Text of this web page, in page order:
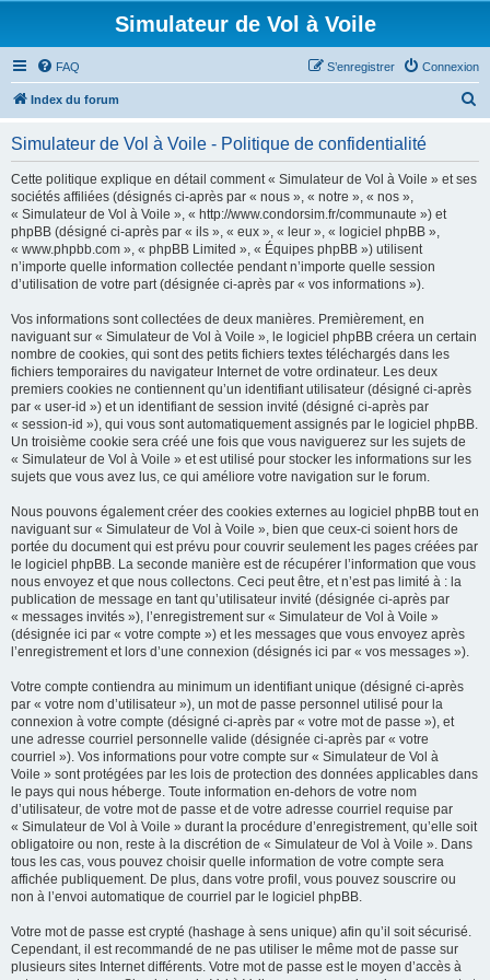
Simulateur de Vol à Voile
FAQ Connexion
S’enregistrer
Index du forum
Simulateur de Vol à Voile - Politique de confidentialité
Cette politique explique en détail comment « Simulateur de Vol à Voile » et ses
sociétés affiliées (désignés ci-après par « nous », « notre », « nos »,
« Simulateur de Vol à Voile », « http://www.condorsim.fr/communaute ») et
phpBB (désigné ci-après par « ils », « eux », « leur », « logiciel phpBB »,
« www.phpbb.com », « phpBB Limited », « Équipes phpBB ») utilisent
n’importe quelle information collectée pendant n’importe quelle session
d’utilisation de votre part (désignée ci-après par « vos informations »).
Vos informations sont collectées de deux manières. Premièrement, en
naviguant sur « Simulateur de Vol à Voile », le logiciel phpBB créera un certain
nombre de cookies, qui sont des petits fichiers textes téléchargés dans les
fichiers temporaires du navigateur Internet de votre ordinateur. Les deux
premiers cookies ne contiennent qu’un identifiant utilisateur (désigné ci-après
par « user-id ») et un identifiant de session invité (désigné ci-après par
« session-id »), qui vous sont automatiquement assignés par le logiciel phpBB.
Un troisième cookie sera créé une fois que vous naviguerez sur les sujets de
« Simulateur de Vol à Voile » et est utilisé pour stocker les informations sur les
sujets que vous avez lus, ce qui améliore votre navigation sur le forum.
Nous pouvons également créer des cookies externes au logiciel phpBB tout en
naviguant sur « Simulateur de Vol à Voile », bien que ceux-ci soient hors de
portée du document qui est prévu pour couvrir seulement les pages créées par
le logiciel phpBB. La seconde manière est de récupérer l’information que vous
nous envoyez et que nous collectons. Ceci peut être, et n’est pas limité à : la
publication de message en tant qu’utilisateur invité (désignée ci-après par
« messages invités »), l’enregistrement sur « Simulateur de Vol à Voile »
(désignée ici par « votre compte ») et les messages que vous envoyez après
l’enregistrement et lors d’une connexion (désignés ici par « vos messages »).
Votre compte contiendra au minimum un identifiant unique (désigné ci-après
par « votre nom d’utilisateur »), un mot de passe personnel utilisé pour la
connexion à votre compte (désigné ci-après par « votre mot de passe »), et
une adresse courriel personnelle valide (désignée ci-après par « votre
courriel »). Vos informations pour votre compte sur « Simulateur de Vol à
Voile » sont protégées par les lois de protection des données applicables dans
le pays qui nous héberge. Toute information en-dehors de votre nom
d’utilisateur, de votre mot de passe et de votre adresse courriel requise par
« Simulateur de Vol à Voile » durant la procédure d’enregistrement, qu’elle soit
obligatoire ou non, reste à la discrétion de « Simulateur de Vol à Voile ». Dans
tous les cas, vous pouvez choisir quelle information de votre compte sera
affichée publiquement. De plus, dans votre profil, vous pouvez souscrire ou
non à l’envoi automatique de courriel par le logiciel phpBB.
Votre mot de passe est crypté (hashage à sens unique) afin qu’il soit sécurisé.
Cependant, il est recommandé de ne pas utiliser le même mot de passe sur
plusieurs sites Internet différents. Votre mot de passe est le moyen d’accès à